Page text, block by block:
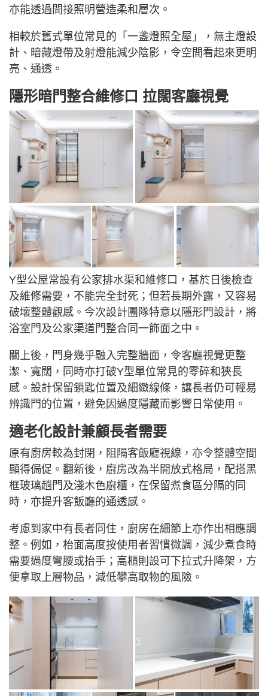
亦能透過間接照明營造柔和層次。
相較於舊式單位常見的「一盞燈照全屋」，無主燈設
計、暗藏燈帶及射燈能減少陰影，令空間看起來更明
亮、通透。
隱形暗門整合維修口 拉闊客廳視覺
Y型公屋常設有公家排水渠和維修口，基於日後檢查
及維修需要，不能完全封死；但若長期外露，又容易
破壞整體觀感。今次設計團隊特意以隱形門設計，將
浴室門及公家渠道門整合同一飾面之中。
關上後，門身幾乎融入完整牆面，令客廳視覺更整
潔、寬闊，同時亦打破Y型單位常見的零碎和狹長
感。設計保留鎖匙位置及細緻線條，讓長者仍可輕易
辨識門的位置，避免因過度隱藏而影響日常使用。
適老化設計兼顧長者需要
原有廚房較為封閉，阻隔客飯廳視線，亦令整體空間
顯得侷促。翻新後，廚房改為半開放式格局，配搭黑
框玻璃趟門及淺木色廚櫃，在保留煮食區分隔的同
時，亦提升客飯廳的通透感。
考慮到家中有長者同住，廚房在細節上亦作出相應調
整。例如，枱面高度按使用者習慣微調，減少煮食時
需要過度彎腰或抬手；高櫃則設可下拉式升降架，方
便拿取上層物品，減低攀高取物的風險。